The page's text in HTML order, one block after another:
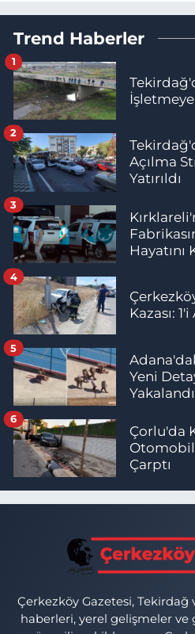
Trend Haberler
1
Açılma
Yatırıldı
2
Hayatını
3
Kazası: 1'i
4
Yeni
Yakalandı
5
Çorlu'da
Otomobil
Çarptı
6
Çerkezköy Gazetesi, Tekirdağ
haberleri, yerel gelişmeler ve